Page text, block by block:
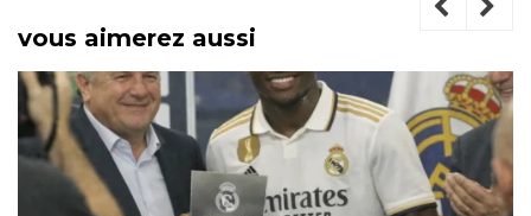
vous aimerez aussi